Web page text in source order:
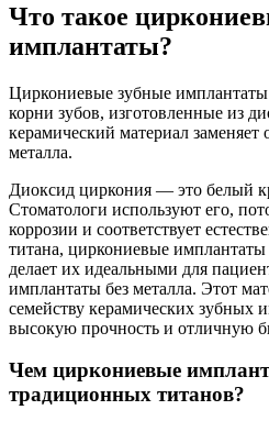
Что такое
имплантаты?
Циркониевые зубные
корни зубов, изготовленные из
керамический материал заменяет
металла.
Диоксид циркония — это белый
Стоматологи используют его,
коррозии и соответствует
титана, циркониевые
делает их идеальными для
имплантаты без металла. Этот
семейству керамических зубных
высокую прочность и отличную
Чем циркониевые
традиционных титанов?